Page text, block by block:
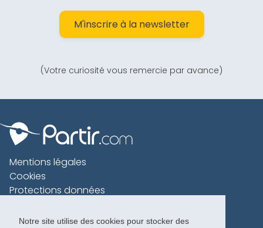
Notre site utilise des cookies pour stocker des
M'inscrire à la newsletter
(Votre curiosité vous remercie par avance)
Mentions légales
Cookies
Protections données
Charte voyageur